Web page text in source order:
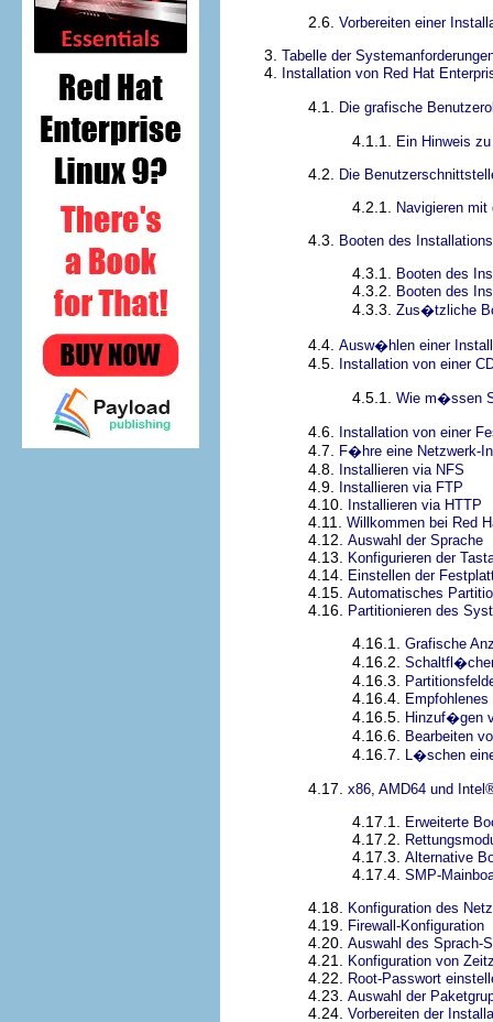
2.6. Vorbereiten einer
3. Tabelle der
4. Installation von Red Hat
4.1. Die grafische
4.1.1. Ein Hinweis
4.2. Die
4.2.1. Navigieren mit
4.3. Booten des
4.3.1. Booten des
4.3.2. Booten des
4.3.3. Zus�tzliche
4.4. Ausw�hlen einer
4.5. Installation von einer
4.5.1. Wie m�ssen
4.6. Installation von einer
4.7. F�hre eine Netzwerk-
4.8. Installieren via NFS
4.9. Installieren via FTP
4.10. Installieren via HTTP
4.11. Willkommen bei Red
4.12. Auswahl der Sprache
4.13. Konfigurieren der
4.14. Einstellen der
4.15. Automatisches
4.16. Partitionieren des
4.16.1. Grafische
4.16.2.
4.16.3.
4.16.4.
4.16.5. Hinzuf�gen
4.16.6. Bearbeiten
4.16.7. L�schen
4.17. x86, AMD64 und Intel
4.17.1. Erweiterte
4.17.2.
4.17.3. Alternative
4.17.4. SMP-
4.18. Konfiguration des
4.19. Firewall-Konfiguration
4.20. Auswahl des Sprach-
4.21. Konfiguration von
4.22. Root-Passwort
4.23. Auswahl der
4.24. Vorbereiten der